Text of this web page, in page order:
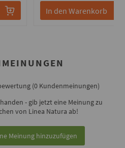
In den Warenkorb
(0 Kundenmeinungen)
- gib jetzt eine Meinung zu
von Linea Natura ab!
Meinung hinzuzufügen